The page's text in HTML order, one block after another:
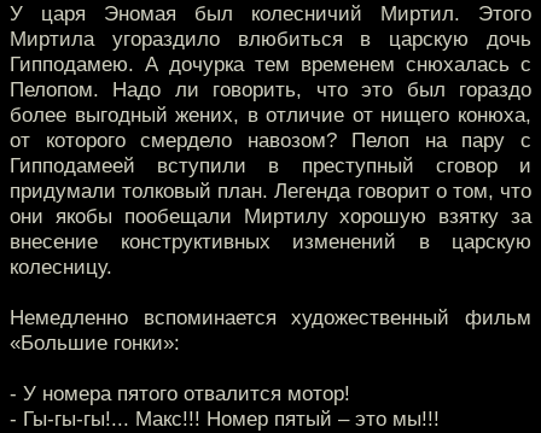
У царя Эномая был колесничий Миртил. Этого
Миртила угораздило влюбиться в царскую дочь
Гипподамею. А дочурка тем временем снюхалась с
Пелопом. Надо ли говорить, что это был гораздо
более выгодный жених, в отличие от нищего конюха,
от которого смердело навозом? Пелоп на пару с
Гипподамеей вступили в преступный сговор и
придумали толковый план. Легенда говорит о том, что
они якобы пообещали Миртилу хорошую взятку за
внесение конструктивных изменений в царскую
колесницу.
Немедленно вспоминается художественный фильм
«Большие гонки»:
- У номера пятого отвалится мотор!
- Гы-гы-гы!... Макс!!! Номер пятый – это мы!!!